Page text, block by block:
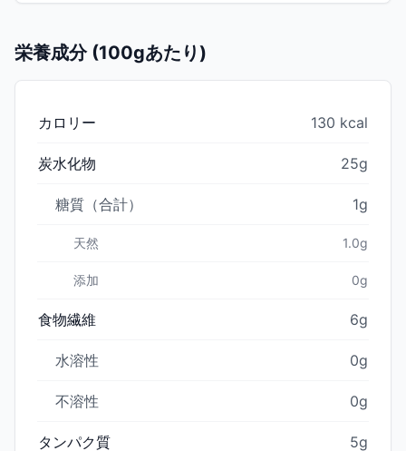
栄養成分 (100gあたり)
カロリー 130 kcal
炭水化物 25g
糖質（合計） 1g
天然 1.0g
添加 0g
食物繊維 6g
水溶性 0g
不溶性 0g
タンパク質 5g